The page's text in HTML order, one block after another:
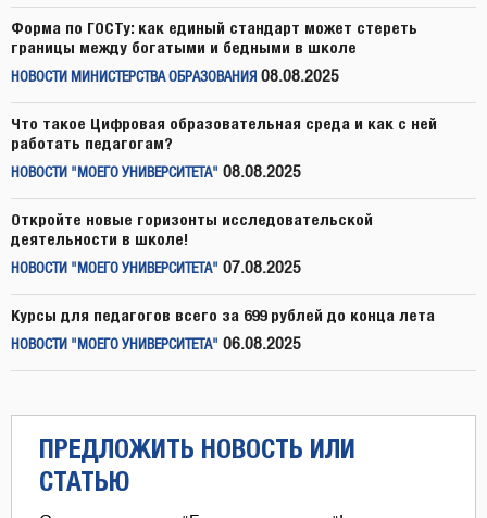
Форма по ГОСТу: как единый стандарт может стереть
границы между богатыми и бедными в школе
НОВОСТИ МИНИСТЕРСТВА ОБРАЗОВАНИЯ 08.08.2025
Что такое Цифровая образовательная среда и как с ней
работать педагогам?
НОВОСТИ "МОЕГО УНИВЕРСИТЕТА" 08.08.2025
Откройте новые горизонты исследовательской
деятельности в школе!
НОВОСТИ "МОЕГО УНИВЕРСИТЕТА" 07.08.2025
Курсы для педагогов всего за 699 рублей до конца лета
НОВОСТИ "МОЕГО УНИВЕРСИТЕТА" 06.08.2025
ПРЕДЛОЖИТЬ НОВОСТЬ ИЛИ
СТАТЬЮ